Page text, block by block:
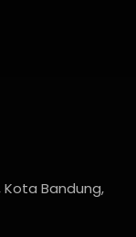
Kota Bandung,